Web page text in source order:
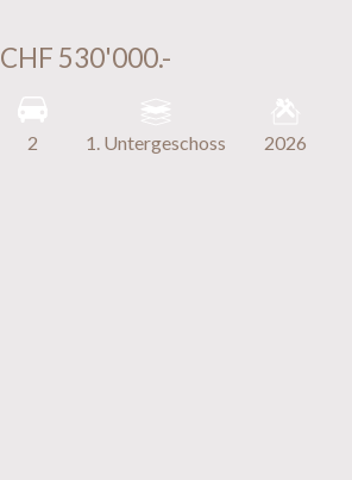
CHF 530'000.-
2 1. Untergeschoss 2026